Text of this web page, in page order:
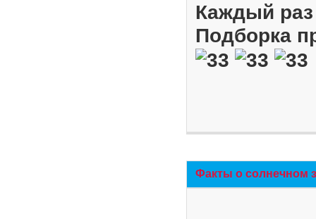
Каждый
Подборка
Факты о солнечном